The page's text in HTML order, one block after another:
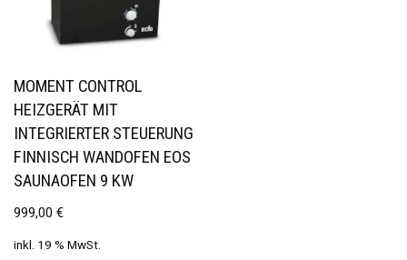
MOMENT CONTROL
HEIZGERÄT MIT
INTEGRIERTER STEUERUNG
FINNISCH WANDOFEN EOS
SAUNAOFEN 9 KW
999,00 €
inkl. 19 % MwSt.